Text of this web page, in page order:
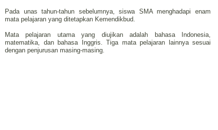
Pada unas tahun-tahun sebelumnya, siswa SMA menghadapi enam
mata pelajaran yang ditetapkan Kemendikbud.
Mata pelajaran utama yang diujikan adalah bahasa Indonesia,
matematika, dan bahasa Inggris. Tiga mata pelajaran lainnya sesuai
dengan penjurusan masing-masing.